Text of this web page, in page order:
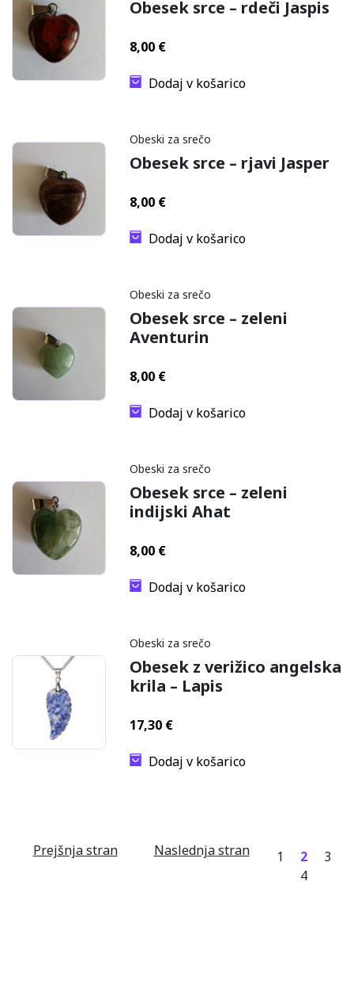
Obesek srce – rdeči Jaspis
8,00 €
Dodaj v košarico
Obeski za srečo
Obesek srce – rjavi Jasper
8,00 €
Dodaj v košarico
Obeski za srečo
Obesek srce – zeleni
Aventurin
8,00 €
Dodaj v košarico
Obeski za srečo
Obesek srce – zeleni
indijski Ahat
8,00 €
Dodaj v košarico
Obeski za srečo
Obesek z verižico angelska
krila – Lapis
17,30 €
Dodaj v košarico
Prejšnja stran 1 2
3
4
Naslednja stran